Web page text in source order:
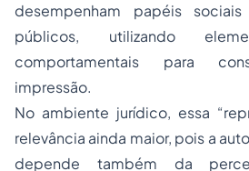
desempenham papéis
públicos, utilizando
comportamentais para
impressão.
No ambiente jurídico, essa
relevância ainda maior, pois a
depende também da